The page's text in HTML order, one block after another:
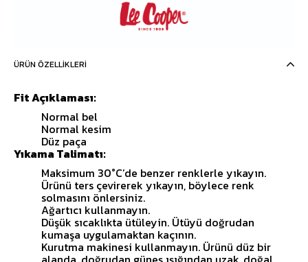
ÜRÜN ÖZELLIKLERI
Fit Açıklaması:
Normal bel
Normal kesim
Düz paça
Yıkama Talimatı:
Maksimum 30°C’de benzer renklerle yıkayın.
Ürünü ters çevirerek yıkayın, böylece renk
solmasını önlersiniz.
Ağartıcı kullanmayın.
Düşük sıcaklıkta ütüleyin. Ütüyü doğrudan
kumaşa uygulamaktan kaçının.
Kurutma makinesi kullanmayın. Ürünü düz bir